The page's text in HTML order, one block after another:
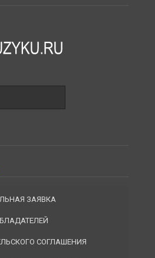
ЗАЯВКА
СОГЛАШЕНИЯ